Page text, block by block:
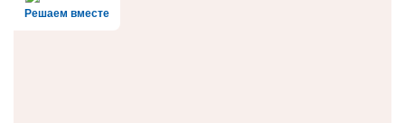
Решаем вместе